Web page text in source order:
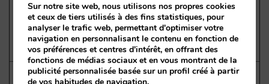
Conversions
Revenus de
Paid Ads
Sur notre site web, nous utilisons nos propres cookies
et ceux de tiers utilisés à des fins statistiques, pour
analyser le trafic web, permettant d'optimiser votre
navigation en personnalisant le contenu en fonction de
vos préférences et centres d'intérêt, en offrant des
fonctions de médias sociaux et en vous montrant de la
publicité personnalisée basée sur un profil créé à partir